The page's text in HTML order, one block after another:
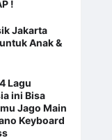
!
Jakarta
Anak &
Lagu
ini Bisa
Jago Main
Keyboard